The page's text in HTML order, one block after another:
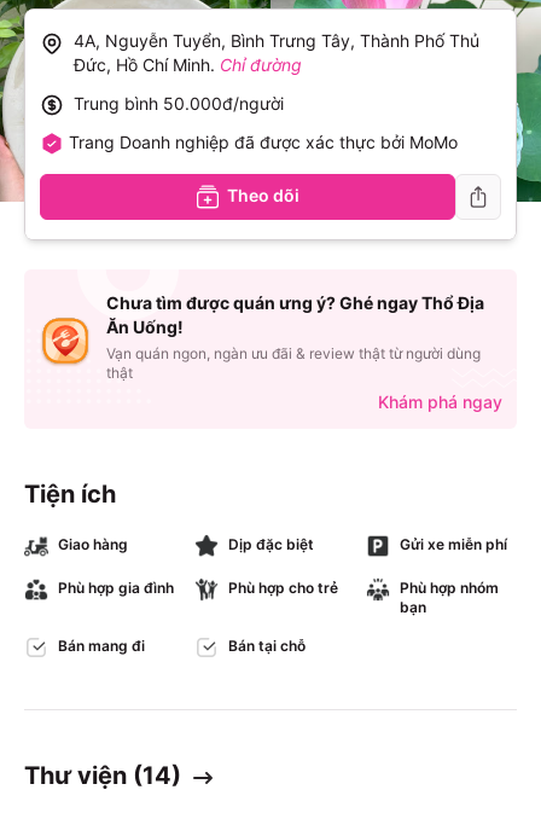
Tiện ích
Giao hàng Dịp đặc biệt Gửi xe miễn phí
Phù hợp gia đình Phù hợp cho trẻ
Phù hợp nhóm
bạn
Bán mang đi Bán tại chỗ
Thư viện (14)
4A, Nguyễn Tuyển, Bình Trưng Tây, Thành Phố Thủ
Đức, Hồ Chí Minh. Chỉ đường
Trung bình 50.000đ/người
Trang Doanh nghiệp đã được xác thực bởi MoMo
Theo dõi
Chưa tìm được quán ưng ý? Ghé ngay Thổ Địa
Ăn Uống!
Vạn quán ngon, ngàn ưu đãi & review thật từ người dùng
thật
Khám phá ngay